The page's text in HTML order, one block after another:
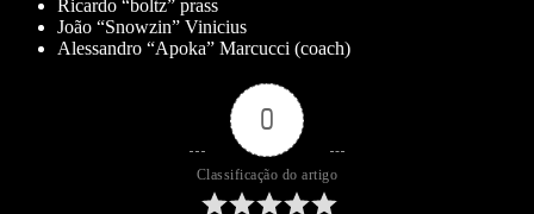
Ricardo “boltz” prass
João “Snowzin” Vinicius
Alessandro “Apoka” Marcucci (coach)
0
Classificação do artigo